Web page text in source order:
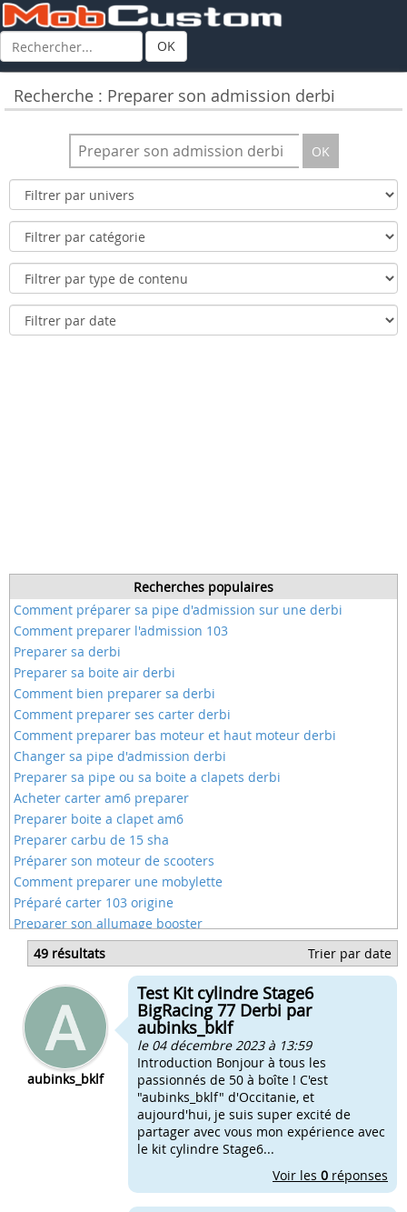
OK
Recherche : Preparer son admission derbi
OK
Recherches populaires
Comment préparer sa pipe d'admission sur une derbi
Comment preparer l'admission 103
Preparer sa derbi
Preparer sa boite air derbi
Comment bien preparer sa derbi
Comment preparer ses carter derbi
Comment preparer bas moteur et haut moteur derbi
Changer sa pipe d'admission derbi
Preparer sa pipe ou sa boite a clapets derbi
Acheter carter am6 preparer
Preparer boite a clapet am6
Preparer carbu de 15 sha
Préparer son moteur de scooters
Comment preparer une mobylette
Préparé carter 103 origine
Preparer son allumage booster
Faire préparer les carter nitro
Preparateur moto 50cc
Preparer carter 103
Preparer ses clapet
49 résultats Trier par date
aubinks_bklf
Test Kit cylindre Stage6
BigRacing 77 Derbi par
aubinks_bklf
le 04 décembre 2023 à 13:59
Introduction Bonjour à tous les
passionnés de 50 à boîte ! C'est
"aubinks_bklf" d'Occitanie, et
aujourd'hui, je suis super excité de
partager avec vous mon expérience avec
le kit cylindre Stage6...
Voir les 0 réponses